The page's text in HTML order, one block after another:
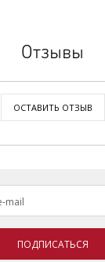
Отзывы
ОСТАВИТЬ ОТЗЫВ
ПОДПИСАТЬСЯ